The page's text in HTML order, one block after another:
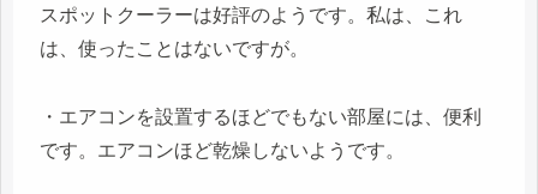
スポットクーラーは好評のようです。私は、これ
は、使ったことはないですが。
・エアコンを設置するほどでもない部屋には、便利
です。エアコンほど乾燥しないようです。